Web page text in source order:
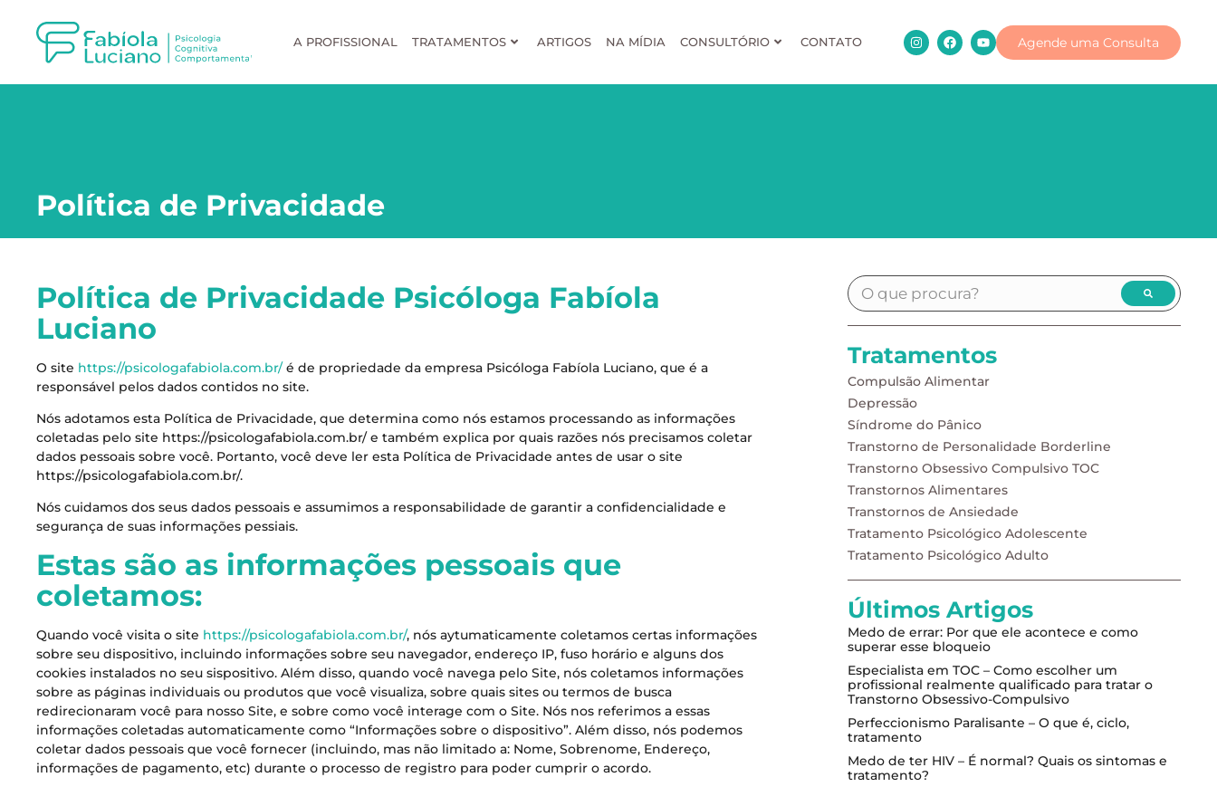
A PROFISSIONAL TRATAMENTOS ARTIGOS NA MÍDIA CONSULTÓRIO CONTATO Agende uma Consulta
Política de Privacidade
Política de Privacidade Psicóloga Fabíola
Luciano
O site https://psicologafabiola.com.br/é de propriedade da empresa Psicóloga Fabíola Luciano, que é a
responsável pelos dados contidos no site.
Nós adotamos esta Política de Privacidade, que determina como nós estamos processando as informações
coletadas pelo site https://psicologafabiola.com.br/ e também explica por quais razões nós precisamos coletar
dados pessoais sobre você. Portanto, você deve ler esta Política de Privacidade antes de usar o site
https://psicologafabiola.com.br/.
Nós cuidamos dos seus dados pessoais e assumimos a responsabilidade de garantir a confidencialidade e
segurança de suas informações pessiais.
Estas são as informações pessoais que
coletamos:
Quando você visita o site https://psicologafabiola.com.br/, nós aytumaticamente coletamos certas informações
sobre seu dispositivo, incluindo informações sobre seu navegador, endereço IP, fuso horário e alguns dos
cookies instalados no seu sispositivo. Além disso, quando você navega pelo Site, nós coletamos informações
sobre as páginas individuais ou produtos que você visualiza, sobre quais sites ou termos de busca
redirecionaram você para nosso Site, e sobre como você interage com o Site. Nós nos referimos a essas
informações coletadas automaticamente como “Informações sobre o dispositivo”. Além disso, nós podemos
coletar dados pessoais que você fornecer (incluindo, mas não limitado a: Nome, Sobrenome, Endereço,
informações de pagamento, etc) durante o processo de registro para poder cumprir o acordo.
Tratamentos
Compulsão Alimentar
Depressão
Síndrome do Pânico
Transtorno de Personalidade Borderline
Transtorno Obsessivo Compulsivo TOC
Transtornos Alimentares
Transtornos de Ansiedade
Tratamento Psicológico Adolescente
Tratamento Psicológico Adulto
Últimos Artigos
Medo de errar: Por que ele acontece e como
superar esse bloqueio
Especialista em TOC – Como escolher um
profissional realmente qualificado para tratar o
Transtorno Obsessivo-Compulsivo
Perfeccionismo Paralisante – O que é, ciclo,
tratamento
Medo de ter HIV – É normal? Quais os sintomas e
tratamento?